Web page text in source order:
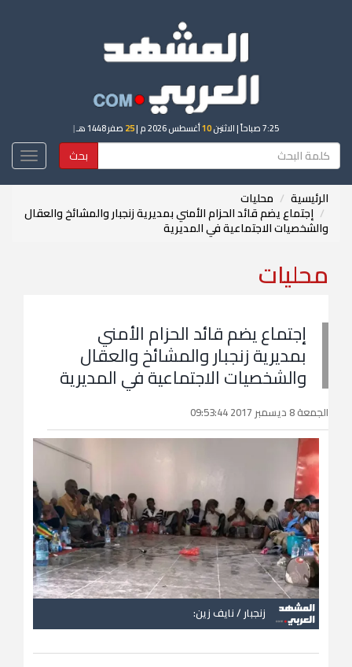
7:25 صباحاً | الاثنين10أغسطس 2026 م | 25 صفر 1448 هـ |
بحث
الرئيسية محليات
إجتماع يضم قائد الحزام الأمني بمديرية زنجبار والمشائخ والعقال
والشخصيات الاجتماعية في المديرية
محليات
إجتماع يضم قائد الحزام الأمني
بمديرية زنجبار والمشائخ والعقال
والشخصيات الاجتماعية في المديرية
الجمعة 8 ديسمبر 2017 09:53:44
زنجبار / نايف زين: